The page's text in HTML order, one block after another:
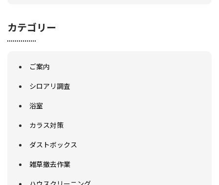
カテゴリー
ご案内
シロアリ調査
浴室
カラス対策
ダストボックス
雑草撤去作業